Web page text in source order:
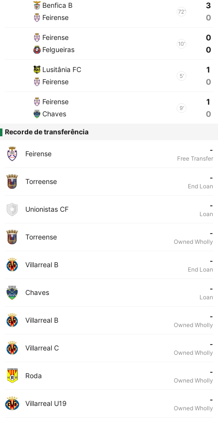
Benfica B
Feirense
72'
3
0
Feirense
Felgueiras
10'
0
0
Lusitânia FC
Feirense
5'
1
0
Feirense
Chaves
9'
1
0
Recorde de transferência
Feirense -
Free Transfer
Torreense -
End Loan
Unionistas CF -
Loan
Torreense -
Owned Wholly
Villarreal B -
End Loan
Chaves -
Loan
Villarreal B -
Owned Wholly
Villarreal C -
Owned Wholly
Roda -
Owned Wholly
Villarreal U19 -
Owned Wholly